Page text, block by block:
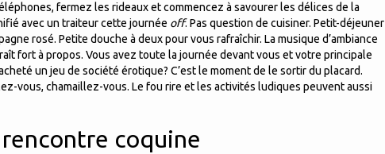
fermez les rideaux et commencez à savourer les délices de la
avec un traiteur cette journée off. Pas question de cuisiner. Petit-déjeuner
rosé. Petite douche à deux pour vous rafraîchir. La musique d’ambiance
fort à propos. Vous avez toute la journée devant vous et votre principale
un jeu de société érotique? C’est le moment de le sortir du placard.
vous, chamaillez-vous. Le fou rire et les activités ludiques peuvent aussi
coquine